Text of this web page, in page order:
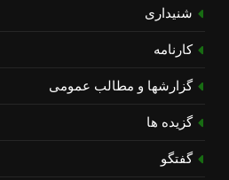
شنیداری
کارنامه
گزارشها و مطالب عمومی
گزیده ها
گفتگو